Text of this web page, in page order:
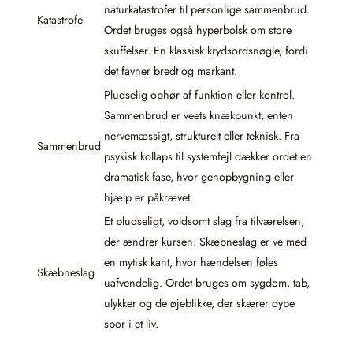
Katastrofe
naturkatastrofer til personlige sammenbrud.
Ordet bruges også hyperbolsk om store
skuffelser. En klassisk krydsordsnøgle, fordi
det favner bredt og markant.
Sammenbrud
Pludselig ophør af funktion eller kontrol.
Sammenbrud er veets knækpunkt, enten
nervemæssigt, strukturelt eller teknisk. Fra
psykisk kollaps til systemfejl dækker ordet en
dramatisk fase, hvor genopbygning eller
hjælp er påkrævet.
Skæbneslag
Et pludseligt, voldsomt slag fra tilværelsen,
der ændrer kursen. Skæbneslag er ve med
en mytisk kant, hvor hændelsen føles
uafvendelig. Ordet bruges om sygdom, tab,
ulykker og de øjeblikke, der skærer dybe
spor i et liv.